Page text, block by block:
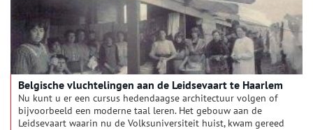
Belgische vluchtelingen aan de Leidsevaart te Haarlem
Nu kunt u er een cursus hedendaagse architectuur volgen of
bijvoorbeeld een moderne taal leren. Het gebouw aan de
Leidsevaart waarin nu de Volksuniversiteit huist, kwam gereed